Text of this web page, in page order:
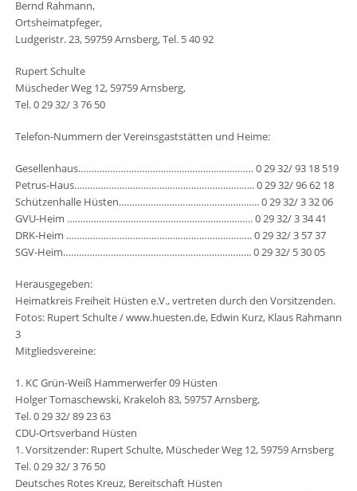
Bernd Rahmann,
Ortsheimatpfeger,
Ludgeristr. 23, 59759 Arnsberg, Tel. 5 40 92
Rupert Schulte
Müscheder Weg 12, 59759 Arnsberg,
Tel. 0 29 32/ 3 76 50
Telefon-Nummern der Vereinsgaststätten und Heime:
Gesellenhaus………………………………………………………… 0 29 32/ 93 18 519
Petrus-Haus………………………………………………………….. 0 29 32/ 96 62 18
Schützenhalle Hüsten…………………………………………….. 0 29 32/ 3 32 06
GVU-Heim ……………………………………………………………. 0 29 32/ 3 34 41
DRK-Heim ……………………………………………………………. 0 29 32/ 3 57 37
SGV-Heim…………………………………………………………….. 0 29 32/ 5 30 05
Herausgegeben:
Heimatkreis Freiheit Hüsten e.V., vertreten durch den Vorsitzenden.
Fotos: Rupert Schulte / www.huesten.de, Edwin Kurz, Klaus Rahmann
3
Mitgliedsvereine:
1. KC Grün-Weiß Hammerwerfer 09 Hüsten
Holger Tomaschewski, Krakeloh 83, 59757 Arnsberg,
Tel. 0 29 32/ 89 23 63
CDU-Ortsverband Hüsten
1. Vorsitzender: Rupert Schulte, Müscheder Weg 12, 59759 Arnsberg
Tel. 0 29 32/ 3 76 50
Deutsches Rotes Kreuz, Bereitschaft Hüsten